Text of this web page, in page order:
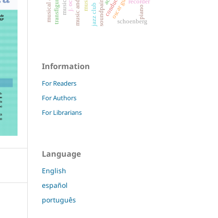
recorder
jazz club schoenberg
piano
Information
For Readers
For Authors
For Librarians
Language
English
español
português